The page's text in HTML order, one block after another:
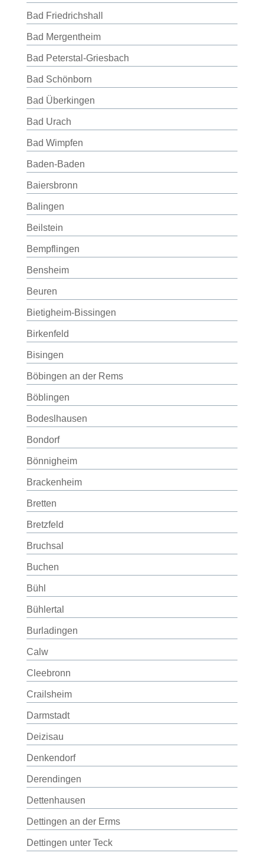
Bad Friedrichshall
Bad Mergentheim
Bad Peterstal-Griesbach
Bad Schönborn
Bad Überkingen
Bad Urach
Bad Wimpfen
Baden-Baden
Baiersbronn
Balingen
Beilstein
Bempflingen
Bensheim
Beuren
Bietigheim-Bissingen
Birkenfeld
Bisingen
Böbingen an der Rems
Böblingen
Bodeslhausen
Bondorf
Bönnigheim
Brackenheim
Bretten
Bretzfeld
Bruchsal
Buchen
Bühl
Bühlertal
Burladingen
Calw
Cleebronn
Crailsheim
Darmstadt
Deizisau
Denkendorf
Derendingen
Dettenhausen
Dettingen an der Erms
Dettingen unter Teck